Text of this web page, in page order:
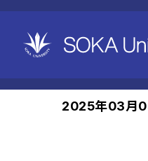
ホーム
2025年03月